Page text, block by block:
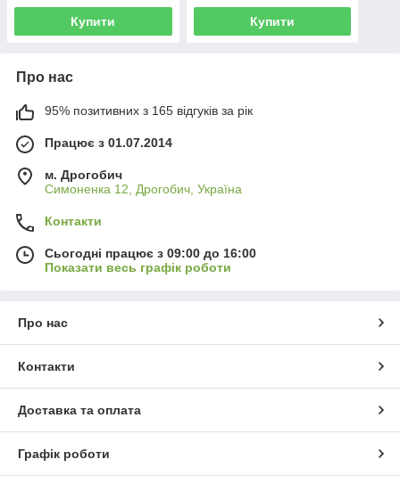
Купити Купити
Про нас
95% позитивних з 165 відгуків за рік
Працює з 01.07.2014
м. Дрогобич
Симоненка 12, Дрогобич, Україна
Контакти
Сьогодні працює з 09:00 до 16:00
Показати весь графік роботи
Про нас
Контакти
Доставка та оплата
Графік роботи